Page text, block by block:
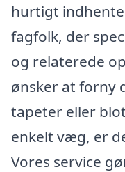
hurtigt
fagfolk, der
og relaterede
ønsker at forny
tapeter eller
enkelt væg, er
Vores service